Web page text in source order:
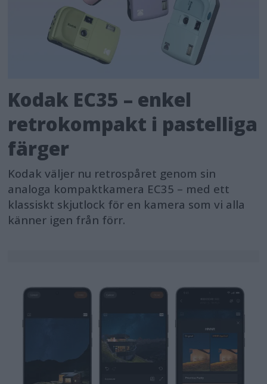
Kodak EC35 – enkel
retrokompakt i pastelliga
färger
Kodak väljer nu retrospåret genom sin
analoga kompaktkamera EC35 – med ett
klassiskt skjutlock för en kamera som vi alla
känner igen från förr.